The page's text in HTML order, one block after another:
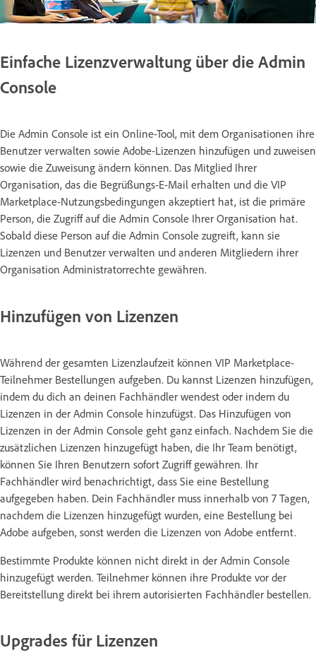
Einfache Lizenzverwaltung über die Admin
Console
Die Admin Console ist ein Online-Tool, mit dem Organisationen ihre
Benutzer verwalten sowie Adobe-Lizenzen hinzufügen und zuweisen
sowie die Zuweisung ändern können. Das Mitglied Ihrer
Organisation, das die Begrüßungs-E-Mail erhalten und die VIP
Marketplace-Nutzungsbedingungen akzeptiert hat, ist die primäre
Person, die Zugriff auf die Admin Console Ihrer Organisation hat.
Sobald diese Person auf die Admin Console zugreift, kann sie
Lizenzen und Benutzer verwalten und anderen Mitgliedern ihrer
Organisation Administratorrechte gewähren.
Hinzufügen von Lizenzen
Während der gesamten Lizenzlaufzeit können VIP Marketplace-
Teilnehmer Bestellungen aufgeben. Du kannst Lizenzen hinzufügen,
indem du dich an deinen Fachhändler wendest oder indem du
Lizenzen in der Admin Console hinzufügst. Das Hinzufügen von
Lizenzen in der Admin Console geht ganz einfach. Nachdem Sie die
zusätzlichen Lizenzen hinzugefügt haben, die Ihr Team benötigt,
können Sie Ihren Benutzern sofort Zugriff gewähren. Ihr
Fachhändler wird benachrichtigt, dass Sie eine Bestellung
aufgegeben haben. Dein Fachhändler muss innerhalb von 7 Tagen,
nachdem die Lizenzen hinzugefügt wurden, eine Bestellung bei
Adobe aufgeben, sonst werden die Lizenzen von Adobe entfernt.
Bestimmte Produkte können nicht direkt in der Admin Console
hinzugefügt werden. Teilnehmer können ihre Produkte vor der
Bereitstellung direkt bei ihrem autorisierten Fachhändler bestellen.
Upgrades für Lizenzen